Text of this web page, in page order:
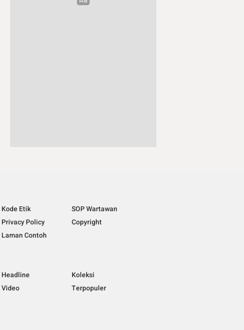
Kode Etik
SOP Wartawan
Privacy Policy
Copyright
Laman Contoh
Headline
Koleksi
Video
Terpopuler